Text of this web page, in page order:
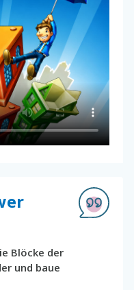
Blöcke der
und baue